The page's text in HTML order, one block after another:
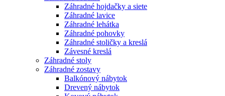
Záhradné hojdačky a siete
Záhradné lavice
Záhradné lehátka
Záhradné pohovky
Záhradné stoličky a kreslá
Závesné kreslá
Záhradné stoly
Záhradné zostavy
Balkónový nábytok
Drevený nábytok